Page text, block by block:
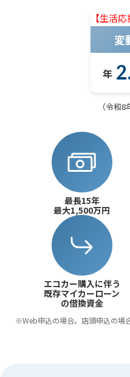
【生活
変
年
（令和8
最長15年
最大1,500万円
エコカー購入に伴う
既存マイカーローン
の借換資金
※Web申込の場合。店頭申込の場